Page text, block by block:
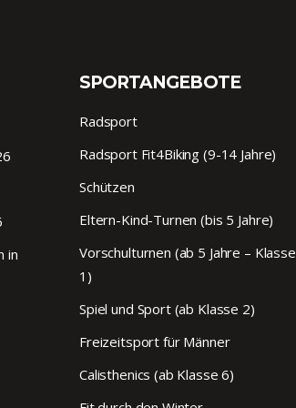
in
SPORTANGEBOTE
Radsport
Radsport Fit4Biking (9-14 Jahre)
Schützen
Eltern-Kind-Turnen (bis 5 Jahre)
Vorschulturnen (ab 5 Jahre – Klasse
1)
Spiel und Sport (ab Klasse 2)
Freizeitsport für Männer
Calisthenics (ab Klasse 6)